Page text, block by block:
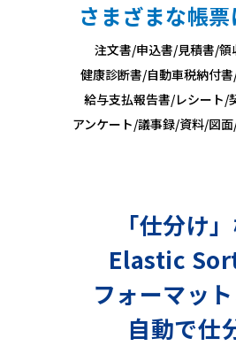
さまざまな帳票
注文書/申込書/見積書/領
健康診断書/自動車税納付
給与支払報告書/レシート/
アンケート/議事録/資料/図
「仕分け
Elastic
フォーマッ
自動で仕